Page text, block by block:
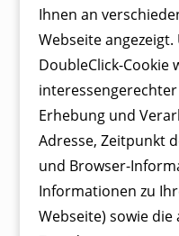
Ihnen an
Webseite angezeigt.
DoubleClick-Cookie
Erhebung und
Adresse, Zeitpunkt
und Browser-
Informationen zu
Webseite) sowie